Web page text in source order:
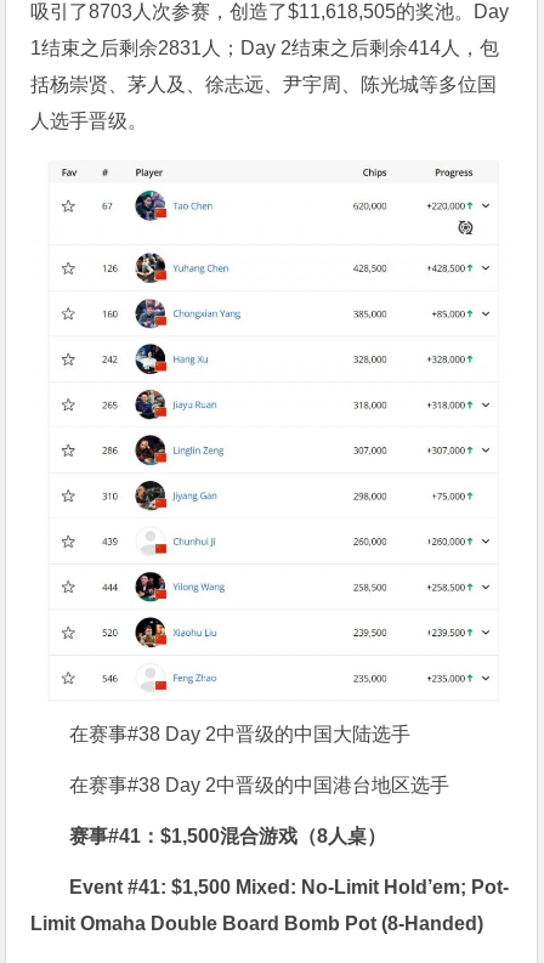
吸引了8703人次参赛，创造了$11,618,505的奖池。Day
1结束之后剩余2831人；Day 2结束之后剩余414人，包
括杨崇贤、茅人及、徐志远、尹宇周、陈光城等多位国
人选手晋级。
在赛事#38 Day 2中晋级的中国大陆选手
在赛事#38 Day 2中晋级的中国港台地区选手
赛事#41：$1,500混合游戏（8人桌）
Event #41: $1,500 Mixed: No-Limit Hold’em; Pot-
Limit Omaha Double Board Bomb Pot (8-Handed)